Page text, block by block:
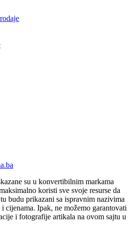
su u konvertibilnim markama
koristi sve svoje resurse da
budu prikazani sa ispravnim nazivima
cijenama. Ipak, ne možemo garantovati
i fotografije artikala na ovom sajtu u